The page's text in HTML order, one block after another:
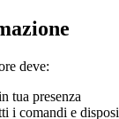
deve:
tua presenza
i comandi e